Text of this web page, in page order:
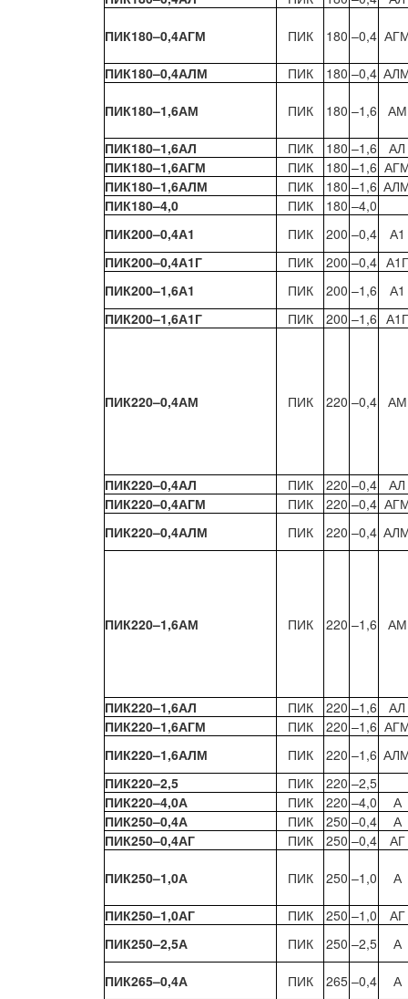
ПИК180–0,4АГМ ПИК 180 –0,4
ПИК180–0,4АЛМ ПИК 180 –0,4
ПИК180–1,6АМ ПИК 180 –1,6 АМ
ПИК180–1,6АЛ ПИК 180 –1,6
АЛ
ПИК180–1,6АГМ
ПИК 180 –1,6
ПИК180–1,6АЛМ
ПИК 180 –1,6
ПИК180–4,0
ПИК 180 –4,0
ПИК200–0,4А1
ПИК 200 –0,4
А1
ПИК200–0,4А1Г
ПИК 200 –0,4 А1Г
ПИК200–1,6А1
ПИК 200 –1,6
А1
ПИК200–1,6А1Г
ПИК 200 –1,6 А1Г
ПИК220–0,4АМ ПИК 220 –0,4 АМ
ПИК220–0,4АЛ ПИК 220 –0,4
АЛ
ПИК220–0,4АГМ
ПИК 220 –0,4
ПИК220–0,4АЛМ
ПИК 220 –0,4
ПИК220–1,6АМ ПИК 220 –1,6 АМ
ПИК220–1,6АЛ ПИК 220 –1,6
АЛ
ПИК220–1,6АГМ
ПИК 220 –1,6
ПИК220–1,6АЛМ
ПИК 220 –1,6
ПИК220–2,5
ПИК 220 –2,5
ПИК220–4,0А
ПИК 220 –4,0
А
ПИК250–0,4А
ПИК 250 –0,4
А
ПИК250–0,4АГ
ПИК 250 –0,4 АГ
ПИК250–1,0А ПИК 250 –1,0 А
ПИК250–1,0АГ ПИК 250 –1,0
АГ
ПИК250–2,5А
ПИК 250 –2,5 А
ПИК265–0,4А ПИК 265 –0,4
А